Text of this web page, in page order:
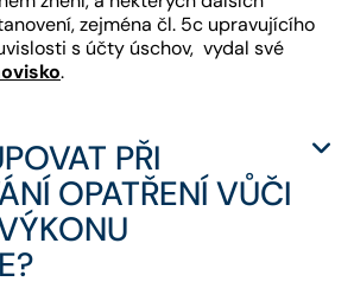
zejména čl. 5c upravujícího
s účty úschov, vydal své
.
PŘI
OPATŘENÍ VŮČI